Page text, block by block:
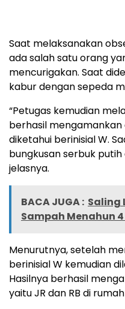
Saat melaksanakan
ada salah satu orang
mencurigakan. Saat
kabur dengan sepeda
“Petugas kemudian
berhasil
diketahui berinisial W.
bungkusan serbuk putih
jelasnya.
BACA JUGA : Saling
Sampah Menahun
Menurutnya, setelah
berinisial W kemudian
Hasilnya berhasil
yaitu JR dan RB di